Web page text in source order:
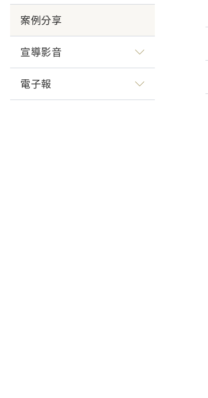
案例分享
宣導影音
電子報